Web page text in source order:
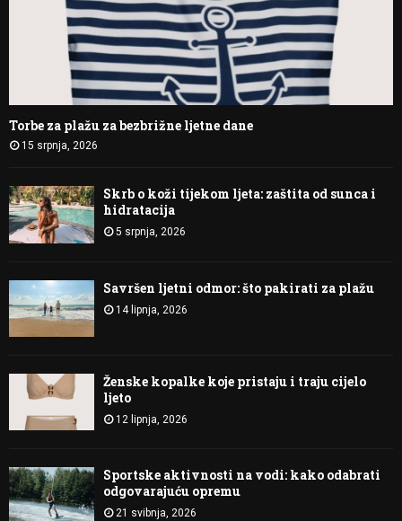
Torbe za plažu za bezbrižne ljetne dane
15 srpnja, 2026
Skrb o koži tijekom ljeta: zaštita od sunca i
hidratacija
5 srpnja, 2026
Savršen ljetni odmor: što pakirati za plažu
14 lipnja, 2026
Ženske kopalke koje pristaju i traju cijelo
ljeto
12 lipnja, 2026
Sportske aktivnosti na vodi: kako odabrati
odgovarajuću opremu
21 svibnja, 2026